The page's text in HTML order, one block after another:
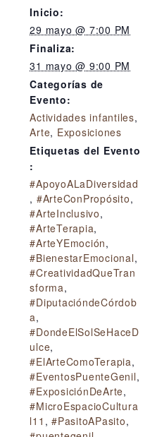
Inicio:
29 mayo @ 7:00 PM
Finaliza:
31 mayo @ 9:00 PM
Categorías de
Evento:
Actividades infantiles,
Arte, Exposiciones
Etiquetas del Evento
:
#ApoyoALaDiversidad
, #ArteConPropósito,
#ArteInclusivo,
#ArteTerapia,
#ArteYEmoción,
#BienestarEmocional,
#CreatividadQueTran
sforma,
#DiputacióndeCórdob
a,
#DondeElSolSeHaceD
ulce,
#ElArteComoTerapia,
#EventosPuenteGenil,
#ExposiciónDeArte,
#MicroEspacioCultura
l11 ,#PasitoAPasito,